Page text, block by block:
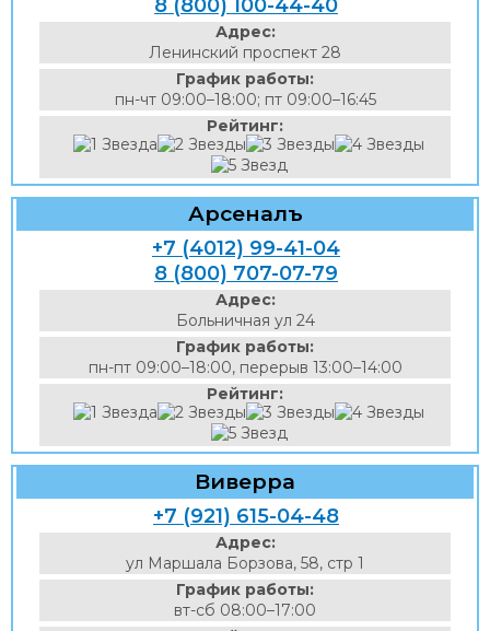
8 (800) 100-44-40
Адрес:
Ленинский проспект 28
График работы:
пн-чт 09:00–18:00; пт 09:00–16:45
Рейтинг:
Арсеналъ
+7 (4012) 99-41-04
8 (800) 707-07-79
Адрес:
Больничная ул 24
График работы:
пн-пт 09:00–18:00, перерыв 13:00–14:00
Рейтинг:
Виверра
+7 (921) 615-04-48
Адрес:
ул Маршала Борзова, 58, стр 1
График работы:
вт-сб 08:00–17:00